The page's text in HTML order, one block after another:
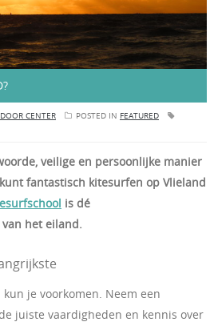
CENTER POSTED IN FEATURED
veilige en persoonlijke manier
fantastisch kitesurfen op Vlieland
is dé
het eiland.
je voorkomen. Neem een
juiste vaardigheden en kennis over